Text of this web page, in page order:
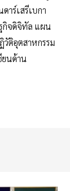
าร์เสรีเบกา
กิจดิจิทัล แผน
วัติอุตสาหกรรม
ยนด้าน